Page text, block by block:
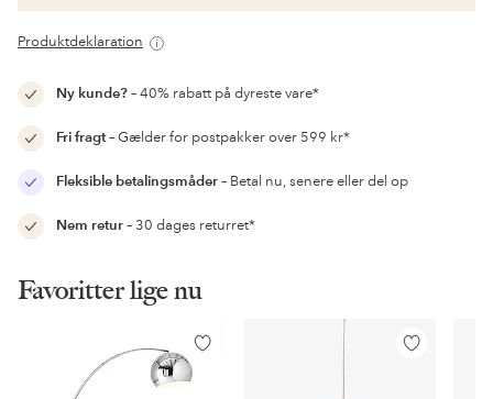
Produktdeklaration
Ny kunde?– 40% rabatt på dyreste vare*
Fri fragt– Gælder for postpakker over 599 kr*
Fleksible betalingsmåder– Betal nu, senere eller del op
Nem retur– 30 dages returret*
Favoritter lige nu
Tilføj
Tilføj